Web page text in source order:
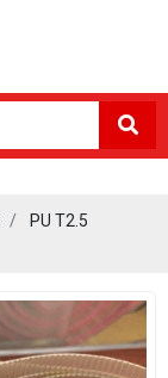
PU T2.5